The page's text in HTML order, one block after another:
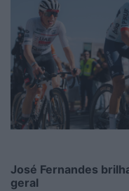
José Fernandes
geral